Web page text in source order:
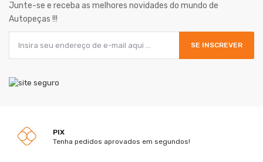
Junte-se e receba as melhores novidades do mundo de
Autopeças !!!
SE INSCREVER
PIX
Tenha pedidos aprovados em segundos!